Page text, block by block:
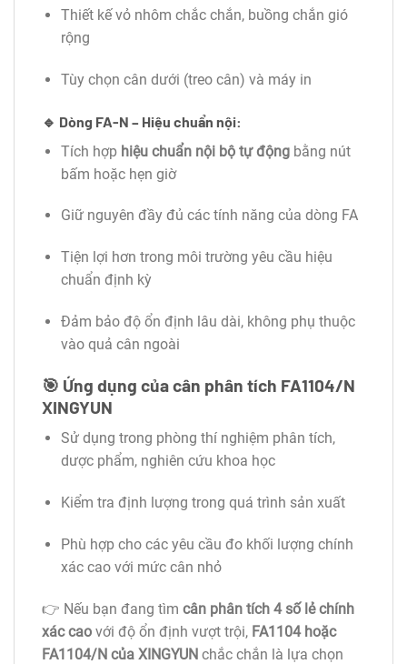
Thiết kế vỏ nhôm chắc chắn, buồng chắn gió
rộng
Tùy chọn cân dưới (treo cân) và máy in
🔹 Dòng FA-N – Hiệu chuẩn nội:
Tích hợp hiệu chuẩn nội bộ tự độngbằng nút
bấm hoặc hẹn giờ
Giữ nguyên đầy đủ các tính năng của dòng FA
Tiện lợi hơn trong môi trường yêu cầu hiệu
chuẩn định kỳ
Đảm bảo độ ổn định lâu dài, không phụ thuộc
vào quả cân ngoài
🎯 Ứng dụng của cân phân tích FA1104/N
XINGYUN
Sử dụng trong phòng thí nghiệm phân tích,
dược phẩm, nghiên cứu khoa học
Kiểm tra định lượng trong quá trình sản xuất
Phù hợp cho các yêu cầu đo khối lượng chính
xác cao với mức cân nhỏ
👉 Nếu bạn đang tìm cân phân tích 4 số lẻ chính
xác cao với độ ổn định vượt trội, FA1104 hoặc
FA1104/N của XINGYUN chắc chắn là lựa chọn